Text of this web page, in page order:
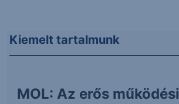
Kiemelt tartalmunk
MOL: Az erős működési